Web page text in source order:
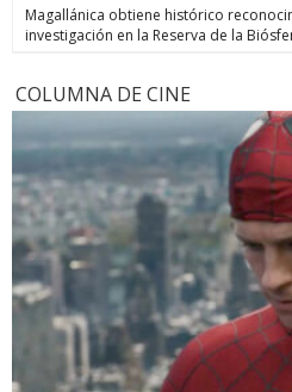
Magallánica obtiene histórico
investigación en la Reserva de la
COLUMNA DE CINE